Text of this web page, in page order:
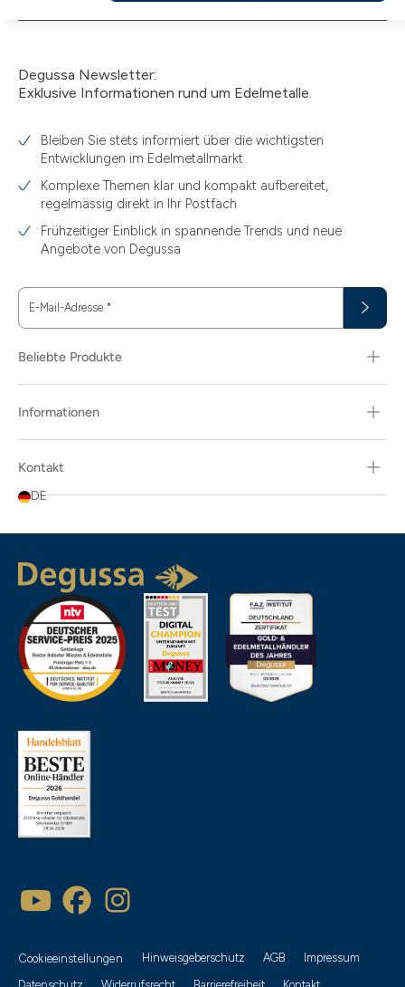
Warenkorb
Degussa Newsletter:
Exklusive Informationen rund um Edelmetalle.
Bleiben Sie stets informiert über die wichtigsten
Entwicklungen im Edelmetallmarkt
Komplexe Themen klar und kompakt aufbereitet,
regelmässig direkt in Ihr Postfach
Frühzeitiger Einblick in spannende Trends und neue
Angebote von Degussa
E-Mail-Adresse *
Beliebte Produkte
Informationen
Kontakt
DE
Cookieeinstellungen Hinweisgeberschutz AGB
Impressum